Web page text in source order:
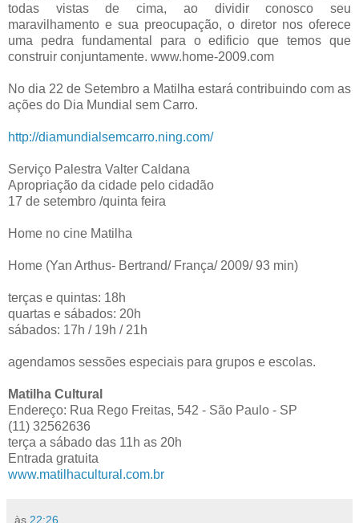
todas vistas de cima, ao dividir conosco seu
maravilhamento e sua preocupação, o diretor nos oferece
uma pedra fundamental para o edificio que temos que
construir conjuntamente. www.home-2009.com
No dia 22 de Setembro a Matilha estará contribuindo com as
ações do Dia Mundial sem Carro.
http://diamundialsemcarro.ning.com/
Serviço Palestra Valter Caldana
Apropriação da cidade pelo cidadão
17 de setembro /quinta feira
Home no cine Matilha
Home (Yan Arthus- Bertrand/ França/ 2009/ 93 min)
terças e quintas: 18h
quartas e sábados: 20h
sábados: 17h / 19h / 21h
agendamos sessões especiais para grupos e escolas.
Matilha Cultural
Endereço: Rua Rego Freitas, 542 - São Paulo - SP
(11) 32562636
terça a sábado das 11h as 20h
Entrada gratuita
www.matilhacultural.com.br
às 22:26